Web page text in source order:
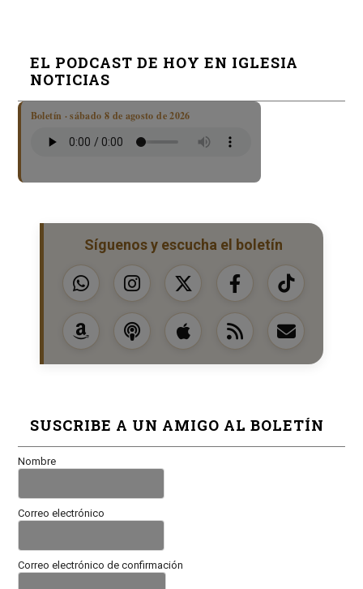
EL PODCAST DE HOY EN IGLESIA
NOTICIAS
Boletín · sábado 8 de agosto de 2026
Síguenos y escucha el boletín
SUSCRIBE A UN AMIGO AL BOLETÍN
Nombre
Correo electrónico
Correo electrónico de confirmación